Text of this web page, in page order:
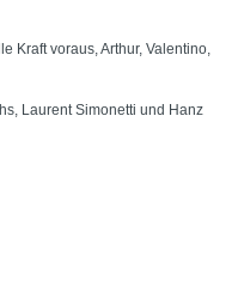
Kraft voraus, Arthur, Valentino,
Laurent Simonetti und Hanz